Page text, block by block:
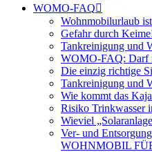
WOMO-FAQ
Wohnmobilurlaub
Gefahr durch
Tankreinigung und
WOMO-FAQ: Darf
Die einzig richtige
Tankreinigung und
Wie kommt das
Risiko Trinkwasser
Wieviel
Ver- und
WOHNMOBIL